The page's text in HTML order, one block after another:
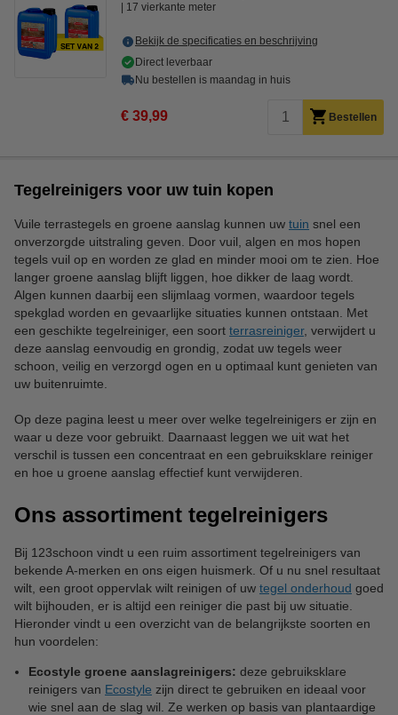
17 vierkante meter
Bekijk de specificaties en beschrijving
Direct leverbaar
Nu bestellen is maandag in huis
€ 39,99 Bestellen
Tegelreinigers voor uw tuin kopen
Vuile terrastegels en groene aanslag kunnen uw tuin snel een
onverzorgde uitstraling geven. Door vuil, algen en mos hopen
tegels vuil op en worden ze glad en minder mooi om te zien. Hoe
langer groene aanslag blijft liggen, hoe dikker de laag wordt.
Algen kunnen daarbij een slijmlaag vormen, waardoor tegels
spekglad worden en gevaarlijke situaties kunnen ontstaan. Met
een geschikte tegelreiniger, een soort terrasreiniger, verwijdert u
deze aanslag eenvoudig en grondig, zodat uw tegels weer
schoon, veilig en verzorgd ogen en u optimaal kunt genieten van
uw buitenruimte.
Op deze pagina leest u meer over welke tegelreinigers er zijn en
waar u deze voor gebruikt. Daarnaast leggen we uit wat het
verschil is tussen een concentraat en een gebruiksklare reiniger
en hoe u groene aanslag effectief kunt verwijderen.
Ons assortiment tegelreinigers
Bij 123schoon vindt u een ruim assortiment tegelreinigers van
bekende A-merken en ons eigen huismerk. Of u nu snel resultaat
wilt, een groot oppervlak wilt reinigen of uw tegel onderhoud goed
wilt bijhouden, er is altijd een reiniger die past bij uw situatie.
Hieronder vindt u een overzicht van de belangrijkste soorten en
hun voordelen:
Ecostyle groene aanslagreinigers: deze gebruiksklare
reinigers van Ecostyle zijn direct te gebruiken en ideaal voor
wie snel aan de slag wil. Ze werken op basis van plantaardige